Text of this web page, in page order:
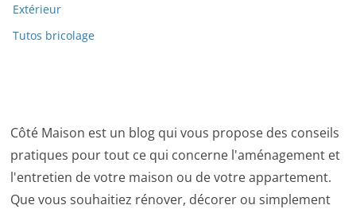
Extérieur
Tutos bricolage
Côté Maison est un blog qui vous propose des conseils
pratiques pour tout ce qui concerne l'aménagement et
l'entretien de votre maison ou de votre appartement.
Que vous souhaitiez rénover, décorer ou simplement